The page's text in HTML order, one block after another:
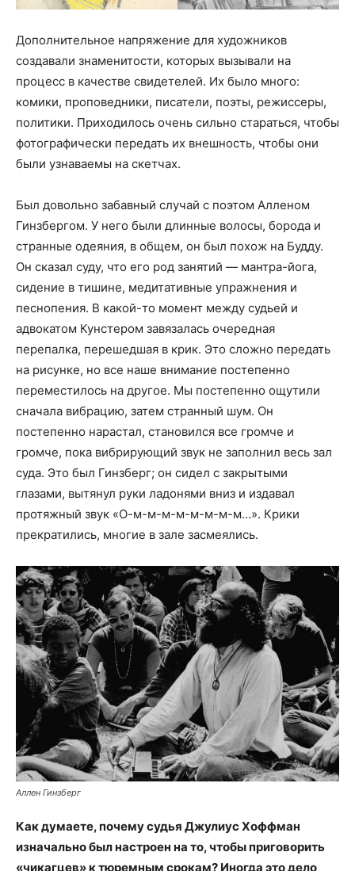
Дополнительное напряжение для художников
создавали знаменитости, которых вызывали на
процесс в качестве свидетелей. Их было много:
комики, проповедники, писатели, поэты, режиссеры,
политики. Приходилось очень сильно стараться, чтобы
фотографически передать их внешность, чтобы они
были узнаваемы на скетчах.
Был довольно забавный случай с поэтом Алленом
Гинзбергом. У него были длинные волосы, борода и
странные одеяния, в общем, он был похож на Будду.
Он сказал суду, что его род занятий — мантра-йога,
сидение в тишине, медитативные упражнения и
песнопения. В какой-то момент между судьей и
адвокатом Кунстером завязалась очередная
перепалка, перешедшая в крик. Это сложно передать
на рисунке, но все наше внимание постепенно
переместилось на другое. Мы постепенно ощутили
сначала вибрацию, затем странный шум. Он
постепенно нарастал, становился все громче и
громче, пока вибрирующий звук не заполнил весь зал
суда. Это был Гинзберг; он сидел с закрытыми
глазами, вытянул руки ладонями вниз и издавал
протяжный звук «О-м-м-м-м-м-м-м-м…». Крики
прекратились, многие в зале засмеялись.
Аллен Гинзберг
Как думаете, почему судья Джулиус Хоффман
изначально был настроен на то, чтобы приговорить
«чикагцев» к тюремным срокам? Иногда это дело